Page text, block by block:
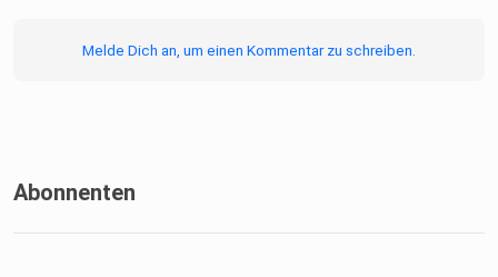
Melde Dich an, um einen Kommentar zu schreiben.
Abonnenten